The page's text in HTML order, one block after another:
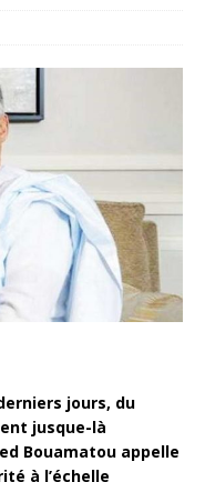
jours, du
jusque-là
Bouamatou appelle
à l’échelle